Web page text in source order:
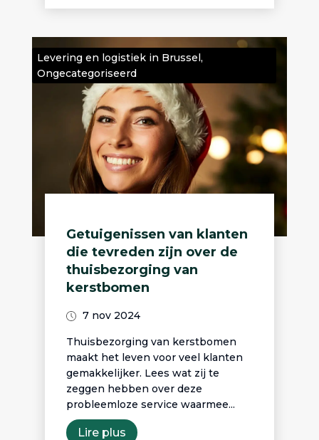
Levering en logistiek in Brussel,
Ongecategoriseerd
Getuigenissen van klanten
die tevreden zijn over de
thuisbezorging van
kerstbomen
7 nov 2024
Thuisbezorging van kerstbomen
maakt het leven voor veel klanten
gemakkelijker. Lees wat zij te
zeggen hebben over deze
probleemloze service waarmee...
Lire plus